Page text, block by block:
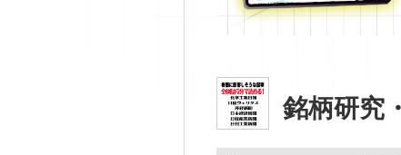
銘柄研究